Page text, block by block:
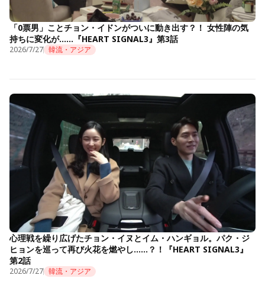
「0票男」ことチョン・イドンがついに動き出す？！ 女性陣の気
持ちに変化が……『HEART SIGNAL3』第3話
2026/7/27 韓流・アジア
心理戦を繰り広げたチョン・イヌとイム・ハンギョル。パク・ジ
ヒョンを巡って再び火花を燃やし……？！『HEART SIGNAL3』
第2話
2026/7/27 韓流・アジア